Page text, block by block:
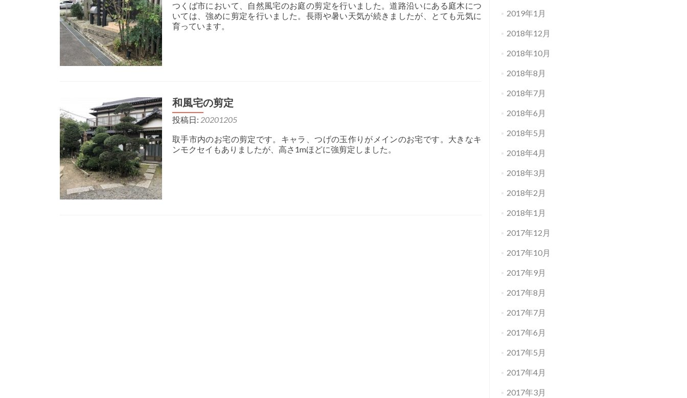
つくば市において、自然風宅のお庭の剪定を行いました。道路沿いにある庭木につ
いては、強めに剪定を行いました。長雨や暑い天気が続きましたが、とても元気に
育っています。
和風宅の剪定
投稿日: 20201205
取手市内のお宅の剪定です。キャラ、つげの玉作りがメインのお宅です。大きなキ
ンモクセイもありましたが、高さ1mほどに強剪定しました。
2019年1月
2018年12月
2018年10月
2018年8月
2018年7月
2018年6月
2018年5月
2018年4月
2018年3月
2018年2月
2018年1月
2017年12月
2017年10月
2017年9月
2017年8月
2017年7月
2017年6月
2017年5月
2017年4月
2017年3月